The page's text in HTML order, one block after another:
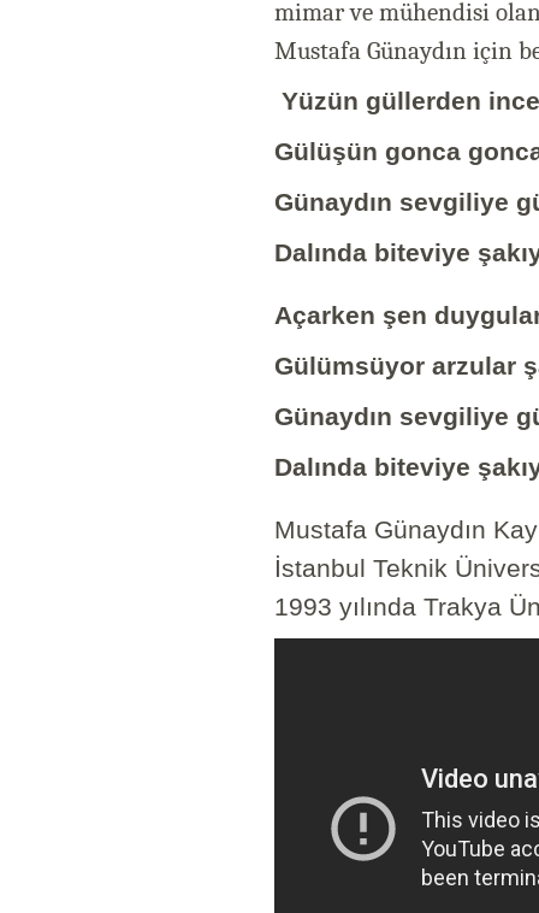
mimar ve mühendisi olan
Mustafa Günaydın için
Yüzün güllerden
Gülüşün gonca
Günaydın sevgiliye
Dalında biteviye
Açarken şen
Gülümsüyor arzular
Günaydın sevgiliye
Dalında biteviye
Mustafa Günaydın
İstanbul Teknik
1993 yılında Trakya